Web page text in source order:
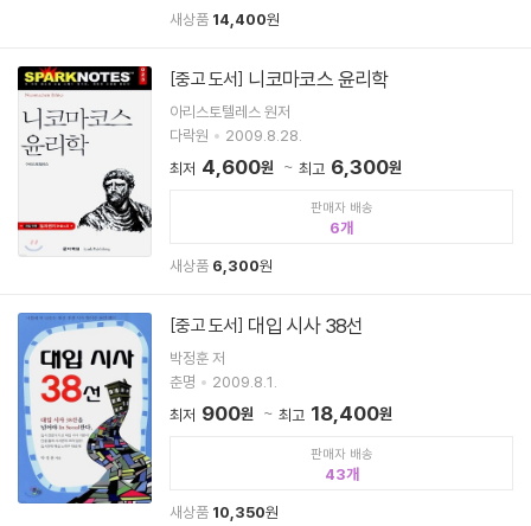
새상품 14,400원
[중고 도서] 니코마코스 윤리학
아리스토텔레스 원저
다락원
2009.8.28.
최저 4,600원 최고 6,300원
판매자 배송
6
새상품 6,300원
[중고 도서] 대입 시사 38선
박정훈 저
춘명
2009.8.1.
최저 900원 최고 18,400원
판매자 배송
43
새상품 10,350원